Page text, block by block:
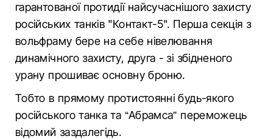
гарантованої протидії найсучаснішого захисту
російських танків "Контакт-5". Перша секція з
вольфраму бере на себе нівелювання
динамічного захисту, друга - зі збідненого
урану прошиває основну броню.
Тобто в прямому протистоянні будь-якого
російського танка та “Абрамса” переможець
відомий заздалегідь.